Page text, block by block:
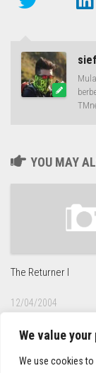
We value
We use cookies to
YOU MAY
The Returner I
12/04/2004